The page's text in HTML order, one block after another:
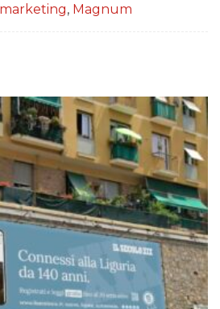
, Magnum